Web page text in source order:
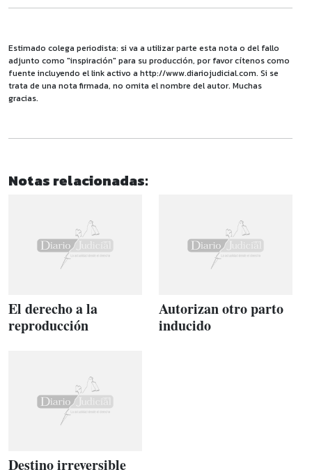
Estimado colega periodista: si va a utilizar parte esta nota o del fallo
adjunto como "inspiración" para su producción, por favor cítenos como
fuente incluyendo el link activo a http://www.diariojudicial.com. Si se
trata de una nota firmada, no omita el nombre del autor. Muchas
gracias.
Notas relacionadas:
El derecho a la
reproducción
Autorizan otro parto
inducido
Destino irreversible